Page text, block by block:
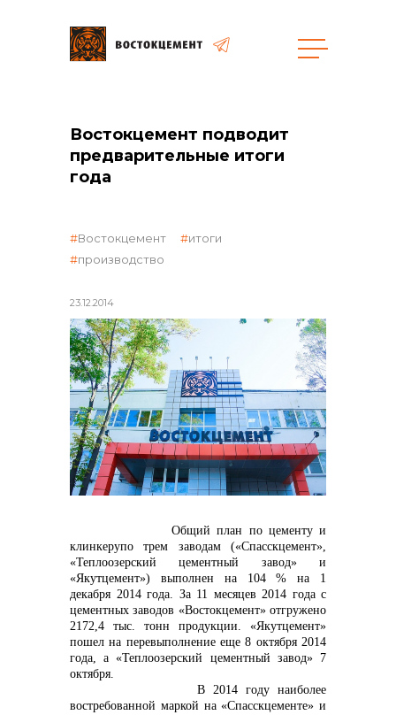
общая информация
объявленные закупки
реализация неликвидов
контакты отдела закупок
Контакты
Востокцемент подводит
предварительные итоги
года
23.12.2014
Востокцемент
итоги
производство
Общий план по цементу и
клинкерупо трем заводам («Спасскцемент»,
«Теплоозерский цементный завод» и
«Якутцемент») выполнен на 104 % на 1
декабря 2014 года. За 11 месяцев 2014 года с
цементных заводов «Востокцемент» отгружено
2172,4 тыс. тонн продукции. «Якутцемент»
пошел на перевыполнение еще 8 октября 2014
года, а «Теплоозерский цементный завод» 7
октября.
В 2014 году наиболее
востребованной маркой на «Спасскцементе» и